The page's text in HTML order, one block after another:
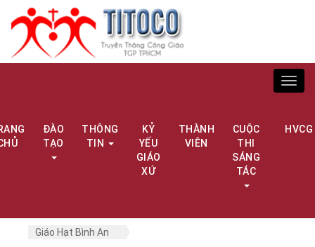
ĐÀO
TẠO
THÔNG
TIN
KỶ
YẾU
GIÁO
XỨ
THÀNH
VIÊN
CUỘC
THI
SÁNG
TÁC
HVCG
Giáo Hạt Bình An